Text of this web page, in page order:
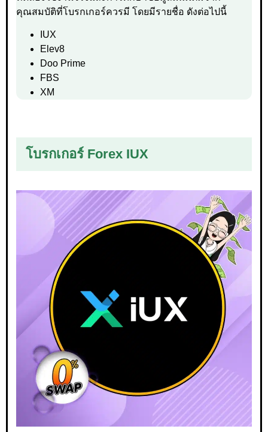
คุณสมบัติที่โบรกเกอร์ควรมี โดยมีรายชื่อ ดังต่อไปนี้
IUX
Elev8
Doo Prime
FBS
XM
โบรกเกอร์ Forex IUX